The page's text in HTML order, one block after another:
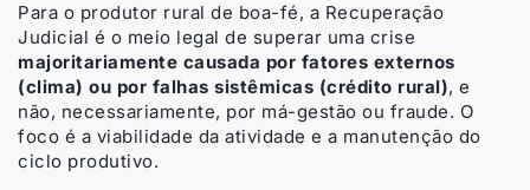
Para o produtor rural de boa-fé, a Recuperação
Judicial é o meio legal de superar uma crise
majoritariamente causada por fatores externos
(clima) ou por falhas sistêmicas (crédito rural), e
não, necessariamente, por má-gestão ou fraude. O
foco é a viabilidade da atividade e a manutenção do
ciclo produtivo.